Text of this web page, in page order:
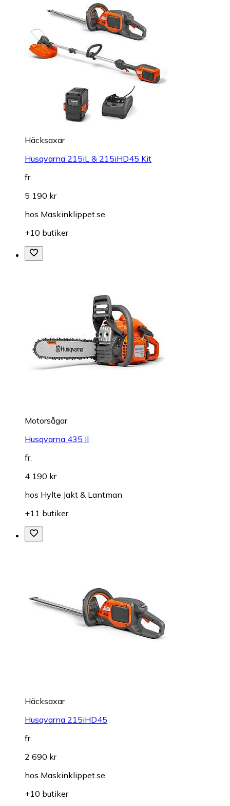
Häcksaxar
Husqvarna 215iL & 215iHD45 Kit
fr.
5 190 kr
hos Maskinklippet.se
+10 butiker
Motorsågar
Husqvarna 435 II
fr.
4 190 kr
hos Hylte Jakt & Lantman
+11 butiker
Häcksaxar
Husqvarna 215iHD45
fr.
2 690 kr
hos Maskinklippet.se
+10 butiker